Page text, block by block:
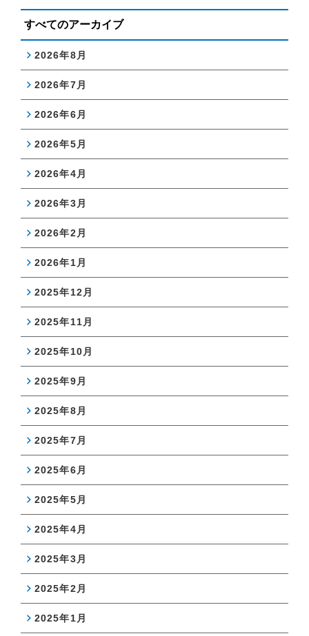
すべてのアーカイブ
2026年8月
2026年7月
2026年6月
2026年5月
2026年4月
2026年3月
2026年2月
2026年1月
2025年12月
2025年11月
2025年10月
2025年9月
2025年8月
2025年7月
2025年6月
2025年5月
2025年4月
2025年3月
2025年2月
2025年1月